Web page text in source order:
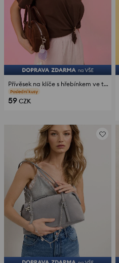
Přívěsek na klíče s hřebínkem ve tvaru srdce
Poslední kusy
59 CZK